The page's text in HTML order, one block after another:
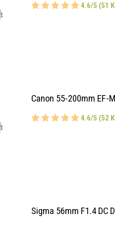
4.6/5 (51
Canon 55-200mm EF-
4.6/5 (52
Sigma 56mm F1.4 DC